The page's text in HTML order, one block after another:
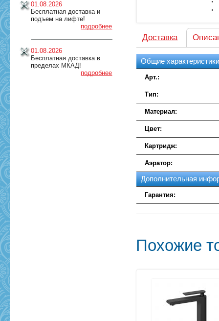
01.08.2026
Бесплатная доставка и
подъем на лифте!
подробнее
01.08.2026
Бесплатная доставка в
пределах МКАД!
подробнее
Доставка
Общие
Арт.:
Тип:
Материал:
Цвет:
Картридж:
Аэратор:
Дополнительная
Гарантия:
Похожие